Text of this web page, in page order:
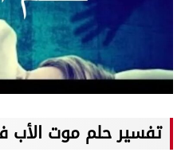
تفسير حلم موت الأب